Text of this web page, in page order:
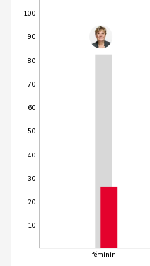
10
20
30
40
50
60
70
80
90
100
féminin